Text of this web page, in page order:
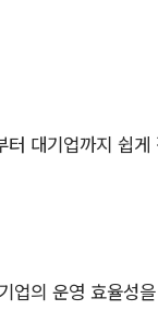
대기업까지 쉽
업의 운영 효율성